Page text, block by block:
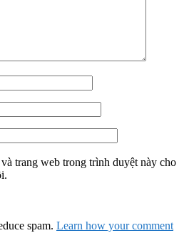
trang web trong trình duyệt này cho
spam. Learn how your comment